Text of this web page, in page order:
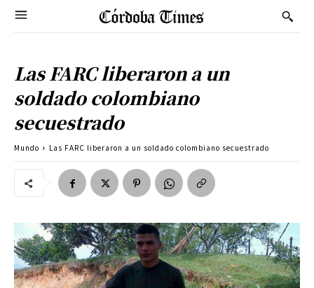
Las FARC liberaron a un
soldado colombiano
secuestrado
Mundo Las FARC liberaron a un soldado colombiano secuestrado